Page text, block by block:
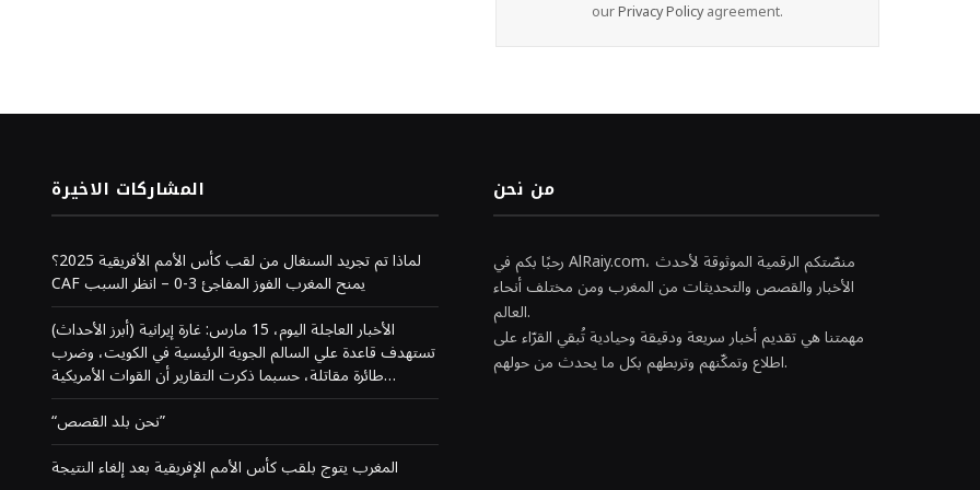
ourPrivacy Policyagreement.
المشاركات الاخيرة
لماذا تم تجريد السنغال من لقب كأس الأمم الأفريقية 2025؟
CAF يمنح المغرب الفوز المفاجئ 3-0 – انظر السبب
(أبرز الأحداث) الأخبار العاجلة اليوم، 15 مارس: غارة إيرانية
تستهدف قاعدة علي السالم الجوية الرئيسية في الكويت، وضرب
طائرة مقاتلة، حسبما ذكرت التقارير أن القوات الأمريكية…
“نحن بلد القصص”
المغرب يتوج بلقب كأس الأمم الإفريقية بعد إلغاء النتيجة
من نحن
رحبًا بكم في AlRaiy.com، منصّتكم الرقمية الموثوقة لأحدث
الأخبار والقصص والتحديثات من المغرب ومن مختلف أنحاء
العالم.
مهمتنا هي تقديم أخبار سريعة ودقيقة وحيادية تُبقي القرّاء على
اطلاع وتمكّنهم وتربطهم بكل ما يحدث من حولهم.